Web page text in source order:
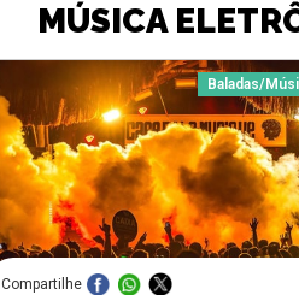
MÚSICA
Baladas/
Compartilhe